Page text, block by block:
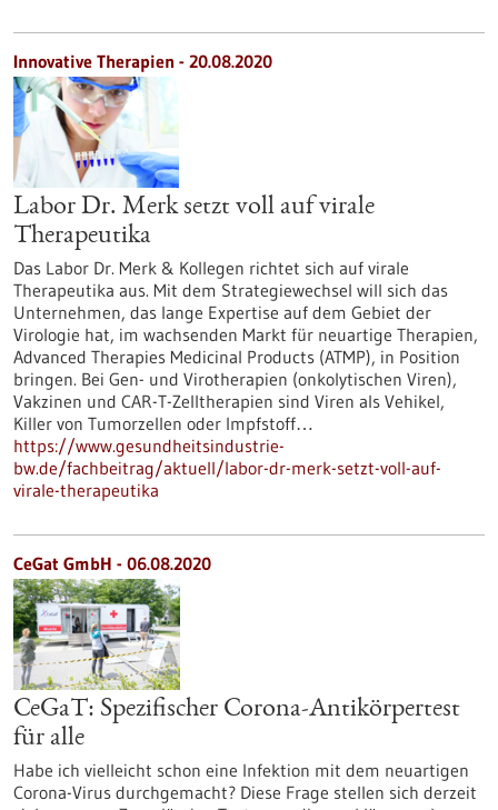
Innovative Therapien - 20.08.2020
Labor Dr. Merk setzt voll auf virale
Therapeutika
Das Labor Dr. Merk & Kollegen richtet sich auf virale
Therapeutika aus. Mit dem Strategiewechsel will sich das
Unternehmen, das lange Expertise auf dem Gebiet der
Virologie hat, im wachsenden Markt für neuartige Therapien,
Advanced Therapies Medicinal Products (ATMP), in Position
bringen. Bei Gen- und Virotherapien (onkolytischen Viren),
Vakzinen und CAR-T-Zelltherapien sind Viren als Vehikel,
Killer von Tumorzellen oder Impfstoff…
https://www.gesundheitsindustrie-
bw.de/fachbeitrag/aktuell/labor-dr-merk-setzt-voll-auf-
virale-therapeutika
CeGat GmbH - 06.08.2020
CeGaT: Spezifischer Corona-Antikörpertest
für alle
Habe ich vielleicht schon eine Infektion mit dem neuartigen
Corona-Virus durchgemacht? Diese Frage stellen sich derzeit